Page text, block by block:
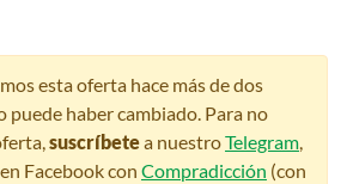
esta oferta hace más de dos
puede haber cambiado. Para no
suscríbetea nuestroTelegram,
Facebook con Compradicción (con